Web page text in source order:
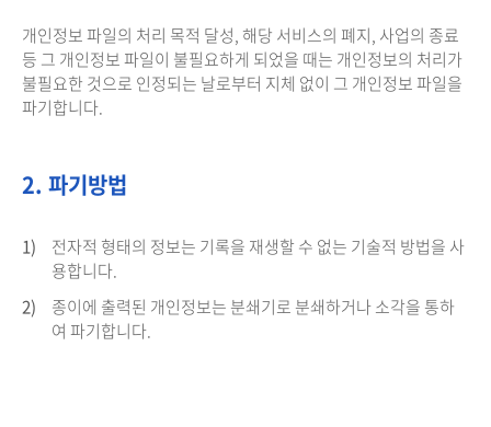
개인정보 파일의 처리 목적 달성, 해당 서비스의 폐지, 사업의 종료
등 그 개인정보 파일이 불필요하게 되었을 때는 개인정보의 처리가
불필요한 것으로 인정되는 날로부터 지체 없이 그 개인정보 파일을
파기합니다.
2. 파기방법
1)
전자적 형태의 정보는 기록을 재생할 수 없는 기술적 방법을 사
용합니다.
2)
종이에 출력된 개인정보는 분쇄기로 분쇄하거나 소각을 통하
여 파기합니다.